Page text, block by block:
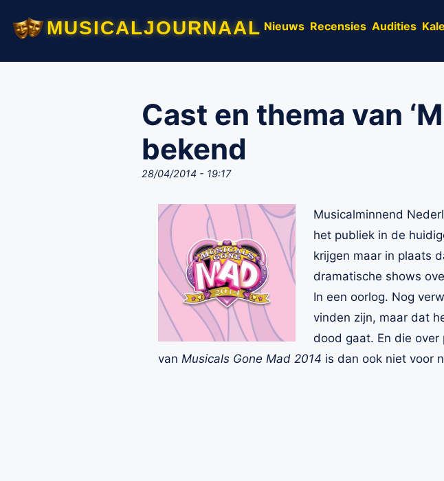
musicaljournaal Nieuws Recensies Audities
Cast en thema van
bekend
28/04/2014 - 19:17
Musicalminnend
het publiek in de
krijgen maar in plaats
dramatische shows
In een oorlog. Nog
vinden zijn, maar dat
dood gaat. En die
van Musicals Gone Mad 2014 is dan ook niet voor